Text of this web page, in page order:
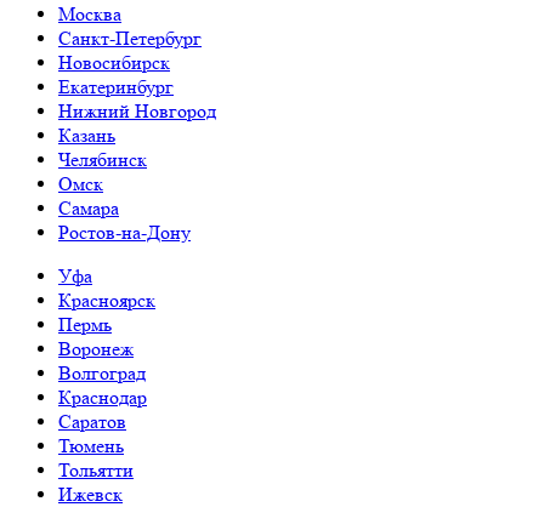
Москва
Санкт-Петербург
Новосибирск
Екатеринбург
Нижний Новгород
Казань
Челябинск
Омск
Самара
Ростов-на-Дону
Уфа
Красноярск
Пермь
Воронеж
Волгоград
Краснодар
Саратов
Тюмень
Тольятти
Ижевск